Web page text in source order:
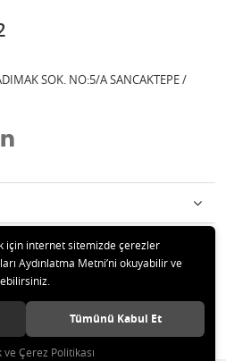
SOK. NO:5/A SANCAKTEPE /
Tüm hakları saklıdır.
için internet sitemizde çerezler
Aydınlatma Metni’ni okuyabilir ve
Tümünü Kabul Et
ve Çerez Politikası